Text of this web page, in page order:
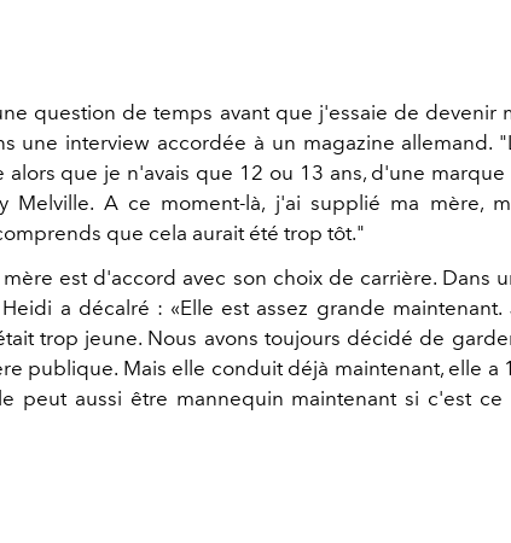
question de temps avant que j'essaie de devenir
une interview accordée à un magazine allemand.
alors que je n'avais que 12 ou 13 ans, d'une
Melville. A ce moment-là, j'ai supplié ma mère,
que cela aurait été trop tôt."
est d'accord avec son choix de carrière. Dans
a décalré : «Elle est assez grande maintenant.
trop jeune. Nous avons toujours décidé de
publique. Mais elle conduit déjà maintenant, elle a
peut aussi être mannequin maintenant si c'est